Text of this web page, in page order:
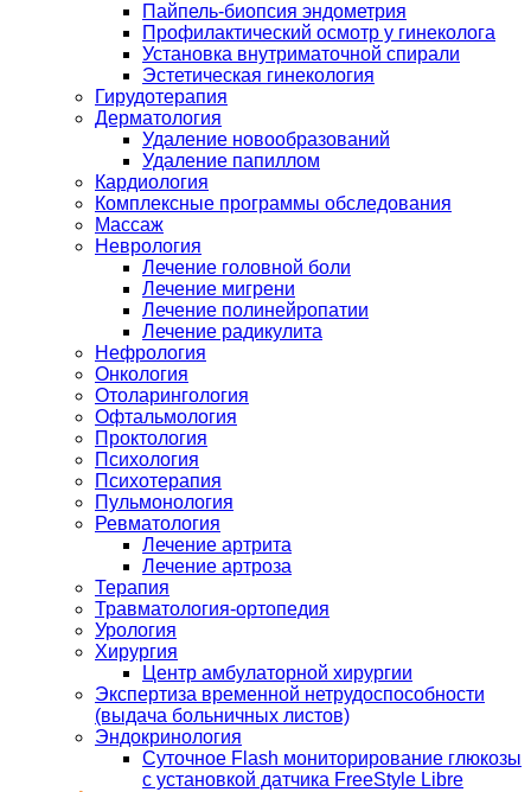
Пайпель-биопсия эндометрия
Профилактический осмотр у гинеколога
Установка внутриматочной спирали
Эстетическая гинекология
Гирудотерапия
Дерматология
Удаление новообразований
Удаление папиллом
Кардиология
Комплексные программы обследования
Массаж
Неврология
Лечение головной боли
Лечение мигрени
Лечение полинейропатии
Лечение радикулита
Нефрология
Онкология
Отоларингология
Офтальмология
Проктология
Психология
Психотерапия
Пульмонология
Ревматология
Лечение артрита
Лечение артроза
Терапия
Травматология-ортопедия
Урология
Хирургия
Центр амбулаторной хирургии
Экспертиза временной нетрудоспособности
(выдача больничных листов)
Эндокринология
Суточное Flash мониторирование глюкозы
с установкой датчика FreeStyle Libre